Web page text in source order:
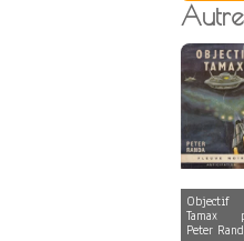
Objectif
Tamax
Peter